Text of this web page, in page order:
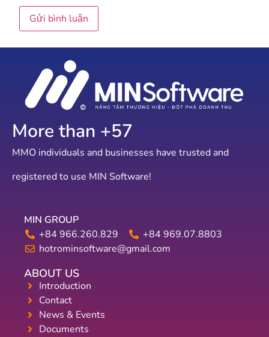
MMO individuals and businesses have trusted and
registered to use MIN Software!
More than +57
MIN GROUP
+84 966.260.829
+84 969.07.8803
hotrominsoftware@gmail.com
ABOUT US
Introduction
Contact
News & Events
Documents